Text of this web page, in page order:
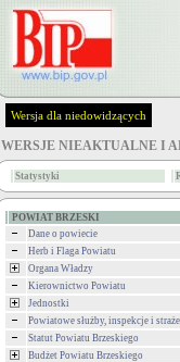
Wersja dla niedowidzących
WERSJE NIEAKTUALNE I
Statystyki
POWIAT BRZESKI
Dane o powiecie
Herb i Flaga Powiatu
Organa Władzy
Kierownictwo Powiatu
Jednostki
Powiatowe służby, inspekcje i straże
Statut Powiatu Brzeskiego
Budżet Powiatu Brzeskiego